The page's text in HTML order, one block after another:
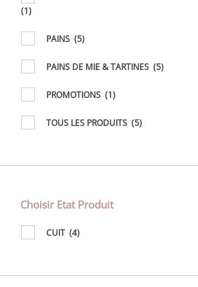
(1)
PAINS (5)
PAINS DE MIE & TARTINES (5)
PROMOTIONS (1)
TOUS LES PRODUITS (5)
Choisir Etat Produit
CUIT (4)